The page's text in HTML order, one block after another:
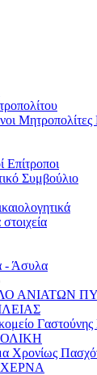
Μητροπολίτες
Επίτροποι
Συμβούλιο
- Άσυλα
ΑΝΙΑΤΩΝ
Χρονίως